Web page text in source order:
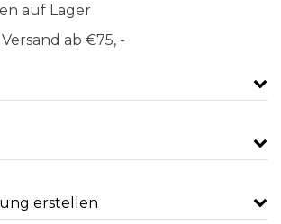
auf Lager
ab €75, -
erstellen